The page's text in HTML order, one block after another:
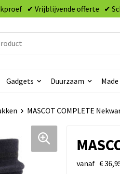
✔ Vrijblijvende offerte ✔
Gadgets Duurzaam
MASCOT COMPLETE
vanaf €